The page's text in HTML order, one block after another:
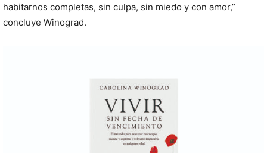
habitarnos completas, sin culpa, sin miedo y con amor,”
concluye Winograd.